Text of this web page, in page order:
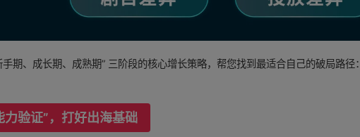
期、成长期、成熟期” 三阶段的核心增长策略，帮您找到最适合自己的破局路径：
力验证”，打好出海基础